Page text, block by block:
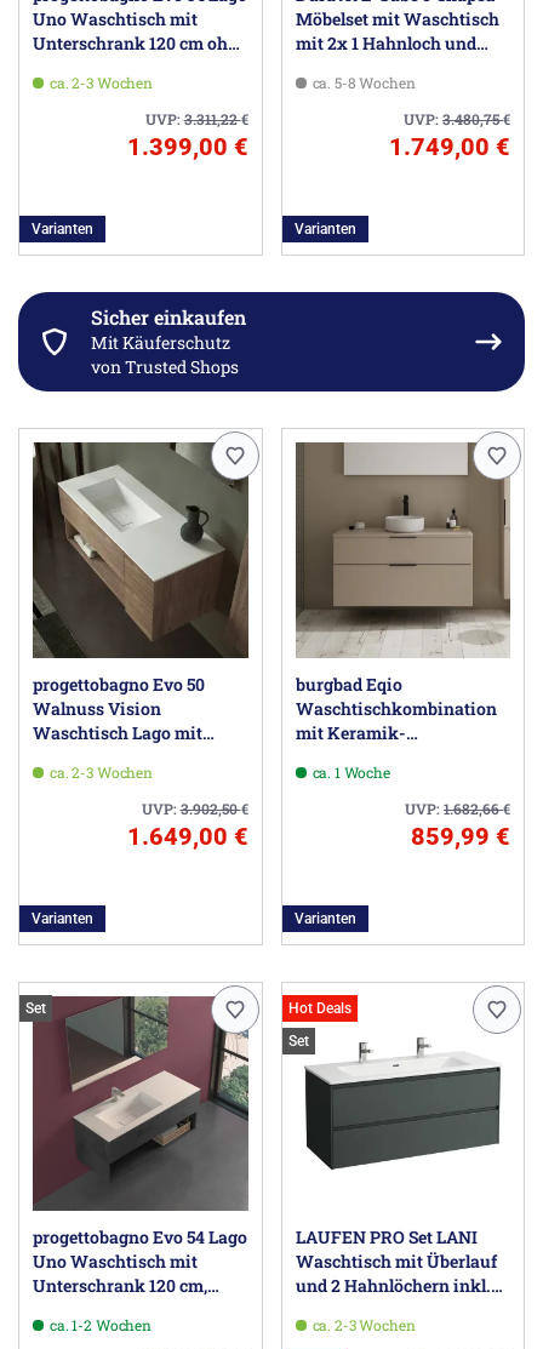
Uno Waschtisch mit
Unterschrank 120 cm ohne
ca. 2-3 Wochen
UVP:3.311,22€
1.399,00 €
Varianten
Möbelset mit Waschtisch
mit 2x 1 Hahnloch und
120 x 48 cm
ca. 5-8 Wochen
UVP:3.480,75€
1.749,00 €
Varianten
Sicher einkaufen
Mit Käuferschutz
von Trusted Shops
progettobagno Evo 50
Walnuss Vision
Waschtisch Lago mit
Ausführung links ohne
ca. 2-3 Wochen
UVP:3.902,50€
1.649,00 €
Varianten
burgbad Eqio
Waschtischkombination
mit Keramik-
mit Griff G0200
ca. 1 Woche
UVP:1.682,66€
859,99 €
Varianten
Set
progettobagno Evo 54 Lago
Uno Waschtisch mit
Unterschrank 120 cm,
ca. 1-2 Wochen
Hot Deals
Set
LAUFEN PRO Set LANI
Waschtisch mit Überlauf
und 2 Hahnlöchern inkl.
cmca. 2-3 Wochen